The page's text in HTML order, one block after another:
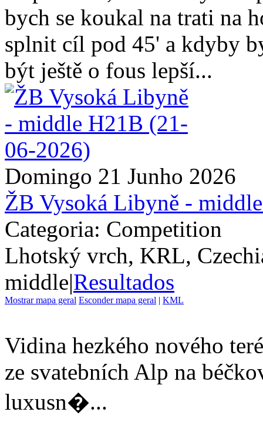
bych se koukal na trati na
splnit cíl pod 45' a kdyby
být ještě o fous lepší...
Domingo 21 Junho 2026
ŽB Vysoká Libyně -
Categoria: Competition
Lhotský vrch, KRL,
middle|Resultados
Mostrar mapa geral Esconder mapa geral | KML
Vidina hezkého nového
ze svatebních Alp na
luxusn�...